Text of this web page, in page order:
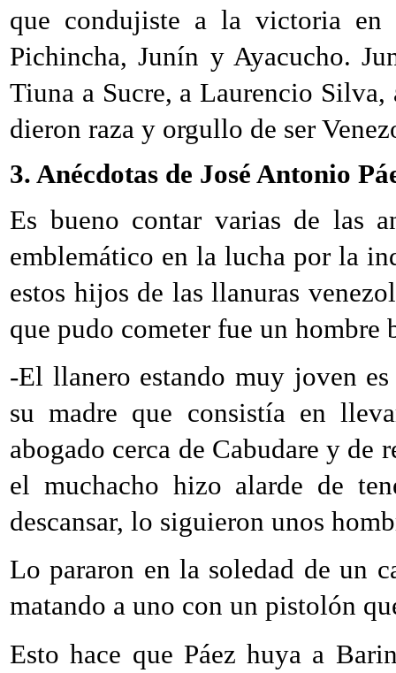
que condujiste a la victoria en
Pichincha, Junín y Ayacucho.
Tiuna a Sucre, a Laurencio Silva,
dieron raza y orgullo de ser
3. Anécdotas de José Antonio
Es bueno contar varias de las
emblemático en la lucha por la
estos hijos de las llanuras
que pudo cometer fue un hombre
-El llanero estando muy joven
su madre que consistía en
abogado cerca de Cabudare y de
el muchacho hizo alarde de
descansar, lo siguieron unos
Lo pararon en la soledad de un
matando a uno con un pistolón
Esto hace que Páez huya a